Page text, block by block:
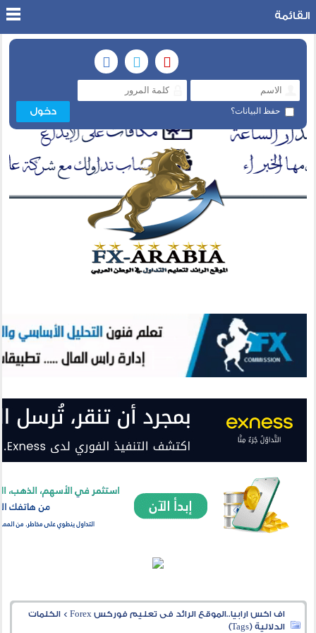
حفظ البيانات؟
القائمة
اف اكس ارابيا..الموقع الرائد فى تعليم فوركس Forex >الكلمات
الدلالية (Tags)